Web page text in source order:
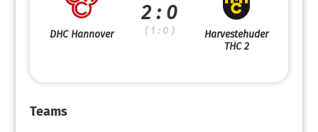
DHC Hannover
2 : 0
( 1 : 0 )
Harvestehuder
THC 2
Teams